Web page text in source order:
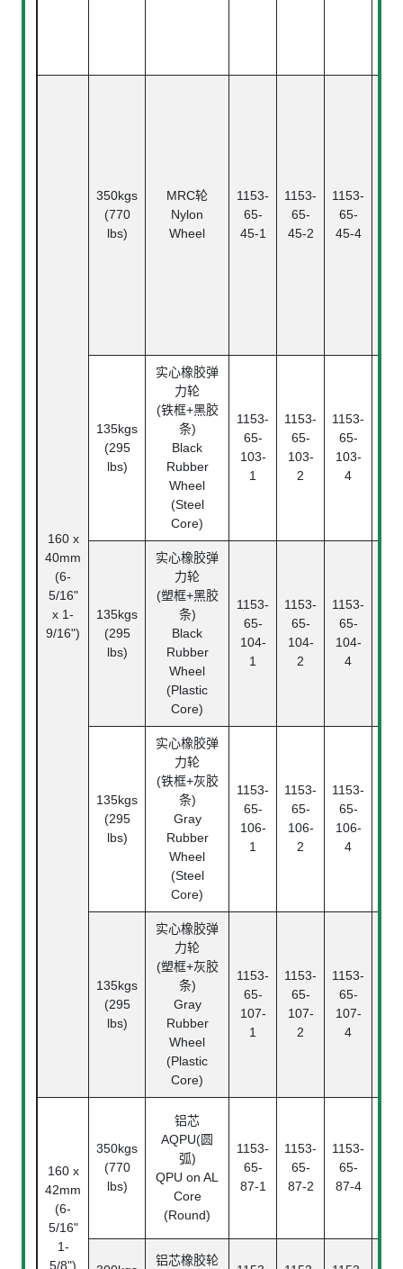
160 x
40mm
(6-
5/16"
x 1-
9/16")
350kgs
(770
lbs)
MRC轮
Nylon
Wheel
1153-
65-
45-1
1153-
65-
45-2
1153-
65-
45-4
135kgs
(295
lbs)
实心橡胶弹
力轮
(铁框+黑胶
条)
Black
Rubber
Wheel
(Steel
Core)
1153-
65-
103-
1
1153-
65-
103-
2
1153-
65-
103-
4
135kgs
(295
lbs)
实心橡胶弹
力轮
(塑框+黑胶
条)
Black
Rubber
Wheel
(Plastic
Core)
1153-
65-
104-
1
1153-
65-
104-
2
1153-
65-
104-
4
135kgs
(295
lbs)
实心橡胶弹
力轮
(铁框+灰胶
条)
Gray
Rubber
Wheel
(Steel
Core)
1153-
65-
106-
1
1153-
65-
106-
2
1153-
65-
106-
4
135kgs
(295
lbs)
实心橡胶弹
力轮
(塑框+灰胶
条)
Gray
Rubber
Wheel
(Plastic
Core)
1153-
65-
107-
1
1153-
65-
107-
2
1153-
65-
107-
4
160 x
42mm
(6-
5/16"
1-
5/8")
350kgs
(770
lbs)
铝芯
AQPU(圆
弧)
QPU on AL
Core
(Round)
1153-
65-
87-1
1153-
65-
87-2
1153-
65-
87-4
铝芯橡胶轮